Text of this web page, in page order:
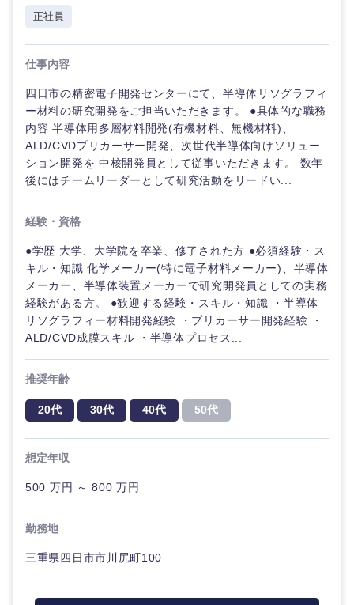
正社員
仕事内容
四日市の精密電子開発センターにて、半導体リソグラフィ
ー材料の研究開発をご担当いただきます。 ●具体的な職務
内容 半導体用多層材料開発(有機材料、無機材料)、
ALD/CVDプリカーサー開発、次世代半導体向けソリュー
ション開発を 中核開発員として従事いただきます。 数年
後にはチームリーダーとして研究活動をリードい...
経験・資格
●学歴 大学、大学院を卒業、修了された方 ●必須経験・ス
キル・知識 化学メーカー(特に電子材料メーカー)、半導体
メーカー、半導体装置メーカーで研究開発員としての実務
経験がある方。 ●歓迎する経験・スキル・知識 ・半導体
リソグラフィー材料開発経験 ・プリカーサー開発経験 ・
ALD/CVD成膜スキル ・半導体プロセス...
推奨年齢
20代 30代 40代 50代
想定年収
500 万円 ～ 800 万円
勤務地
三重県四日市市川尻町100